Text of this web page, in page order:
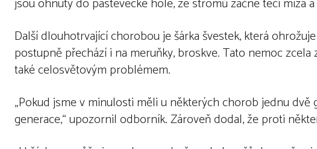
Další dlouhotrvající chorobou je šárka švestek, která
postupně přechází i na meruňky, broskve. Tato nemoc
také celosvětovým problémem.
„Pokud jsme v minulosti měli u některých chorob jednu
generace,“ upozornil odborník. Zároveň dodal, že proti